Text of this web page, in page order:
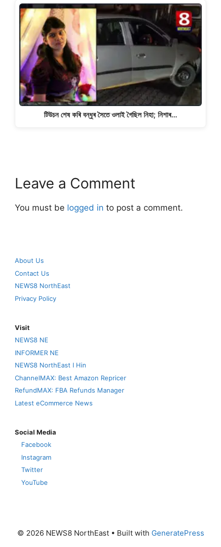
টিউচন শেষ কৰি বন্ধুৰ সৈতে ওলাই গৈছিল নিহা; নিশাৰ…
Leave a Comment
You must be logged in to post a comment.
About Us
Contact Us
NEWS8 NorthEast
Privacy Policy
Visit
NEWS8 NE
INFORMER NE
NEWS8 NorthEast I Hin
ChannelMAX: Best Amazon Repricer
RefundMAX: FBA Refunds Manager
Latest eCommerce News
Social Media
Facebook
Instagram
Twitter
YouTube
© 2026 NEWS8 NorthEast• Built with GeneratePress